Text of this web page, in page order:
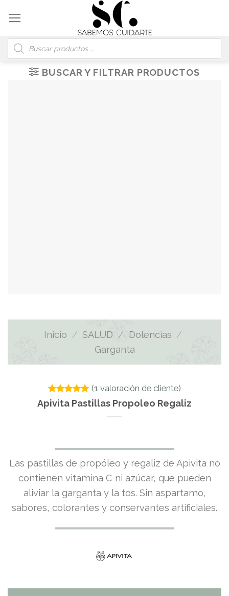
content
Búsqueda
de
productos
BUSCAR Y FILTRAR PRODUCTOS
Inicio / SALUD / Dolencias /
Garganta
Valorado
con5.00
1
cliente
(1 valoración de cliente)
Apivita Pastillas Propoleo Regaliz
Las pastillas de propóleo y regaliz de Apivita no
contienen vitamina C ni azúcar, que pueden
aliviar la garganta y la tos. Sin aspartamo,
sabores, colorantes y conservantes artificiales.